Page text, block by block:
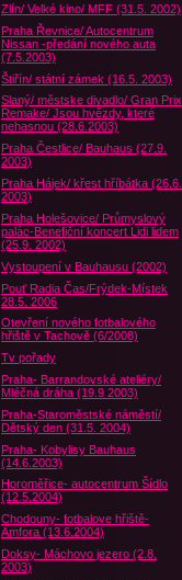
Zlín/ Velké kino/ MFF (31.5. 2002)
Praha Řevnice/ Autocentrum
Nissan -předání nového auta
(7.5.2003)
Štiřín/ státní zámek (16.5. 2003)
Slaný/ městske divadlo/ Gran Prix
Remake/ Jsou hvězdy, které
nehasnou (28.6.2003)
Praha Čestlice/ Bauhaus (27.9.
2003)
Praha Hájek/ křest hříbátka (26.6.
2003)
Praha Holešovice/ Průmyslový
palác-Benefiční koncert Lidi lidem
(25.9. 2002)
Vystoupení v Bauhausu (2002)
Pouť Radia Čas/Frýdek-Místek
28.5. 2006
Otevření nového fotbalového
hřiště v Tachově (6/2008)
Tv pořady
Praha- Barrandovské ateliéry/
Mléčná dráha (19.9 2003)
Praha-Staroměstské náměstí/
Dětský den (31.5. 2004)
Praha- Kobylisy Bauhaus
(14.6.2003)
Horoměřice- autocentrum Šídlo
(12.5.2004)
Chodouny- fotbalove hřiště-
Amfora (13.6.2004)
Doksy- Máchovo jezero (2.8.
2003)